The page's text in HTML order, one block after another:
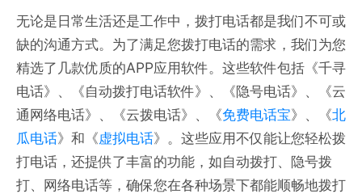
无论是日常生活还是工作中，拨打电话都是我们不可或
缺的沟通方式。为了满足您拨打电话的需求，我们为您
精选了几款优质的APP应用软件。这些软件包括《千寻
电话》、《自动拨打电话软件》、《隐号电话》、《云
通网络电话》、《云拨电话》、《免费电话宝》、《北
瓜电话》和《虚拟电话》。这些应用不仅能让您轻松拨
打电话，还提供了丰富的功能，如自动拨打、隐号拨
打、网络电话等，确保您在各种场景下都能顺畅地拨打